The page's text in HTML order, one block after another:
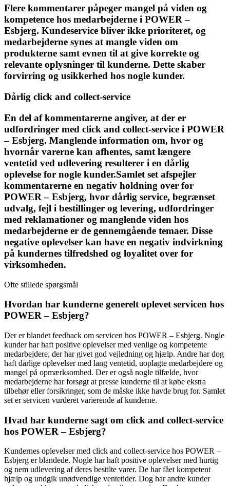
Flere kommentarer påpeger mangel på viden og
kompetence hos medarbejderne i POWER –
Esbjerg. Kundeservice bliver ikke prioriteret, og
medarbejderne synes at mangle viden om
produkterne samt evnen til at give korrekte og
relevante oplysninger til kunderne. Dette skaber
forvirring og usikkerhed hos nogle kunder.
Dårlig click and collect-service
En del af kommentarerne angiver, at der er
udfordringer med click and collect-service i POWER
– Esbjerg. Manglende information om, hvor og
hvornår varerne kan afhentes, samt længere
ventetid ved udlevering resulterer i en dårlig
oplevelse for nogle kunder.Samlet set afspejler
kommentarerne en negativ holdning over for
POWER – Esbjerg, hvor dårlig service, begrænset
udvalg, fejl i bestillinger og levering, udfordringer
med reklamationer og manglende viden hos
medarbejderne er de gennemgående temaer. Disse
negative oplevelser kan have en negativ indvirkning
på kundernes tilfredshed og loyalitet over for
virksomheden.
Ofte stillede spørgsmål
Hvordan har kunderne generelt oplevet servicen hos
POWER – Esbjerg?
Der er blandet feedback om servicen hos POWER – Esbjerg. Nogle
kunder har haft positive oplevelser med venlige og kompetente
medarbejdere, der har givet god vejledning og hjælp. Andre har dog
haft dårlige oplevelser med lang ventetid, uoplagte medarbejdere og
mangel på opmærksomhed. Der er også nogle tilfælde, hvor
medarbejderne har forsøgt at presse kunderne til at købe ekstra
tilbehør eller forsikringer, som de måske ikke havde brug for. Samlet
set er servicen vurderet varierende af kunderne.
Hvad har kunderne sagt om click and collect-service
hos POWER – Esbjerg?
Kundernes oplevelser med click and collect-service hos POWER –
Esbjerg er blandede. Nogle har haft positive oplevelser med hurtig
og nem udlevering af deres bestilte varer. De har fået kompetent
hjælp og undgik unødvendige ventetider. Dog har andre kunder